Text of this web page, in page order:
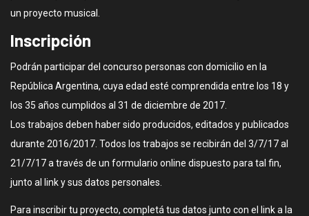
un proyecto musical.
Inscripción
Podrán participar del concurso personas con domicilio en la
República Argentina, cuya edad esté comprendida entre los 18 y
los 35 años cumplidos al 31 de diciembre de 2017.
Los trabajos deben haber sido producidos, editados y publicados​ ​
durante 2016/2017. Todos los trabajos se recibirán del 3/7/17 al
21/7/17 a través de un formulario online dispuesto para tal fin,
junto al link y sus datos personales.
Para inscribir tu proyecto, completá tus datos junto con el link a la